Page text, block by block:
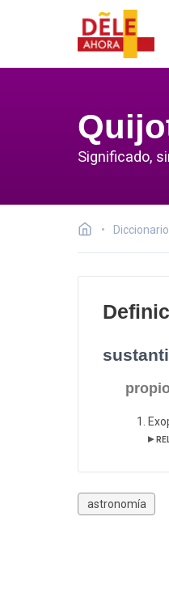
Significado,
Diccionario
▸
astronomía